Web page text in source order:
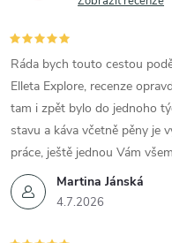
Martina Jánská
4.7.2026
Ráda bych touto cestou
Elleta Explore, recenze
tam i zpět bylo do jednoho
stavu a káva včetně pěny je
práce, ještě jednou Vám